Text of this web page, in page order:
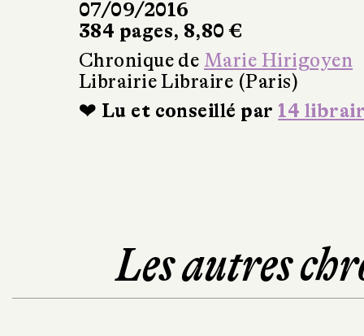
07/09/2016
384 pages, 8,80 €
Chronique de Marie Hirigoyen
Librairie Libraire (Paris)
❤ Lu et conseillé par 14
Les autres